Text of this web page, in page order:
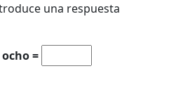
una respuesta
=